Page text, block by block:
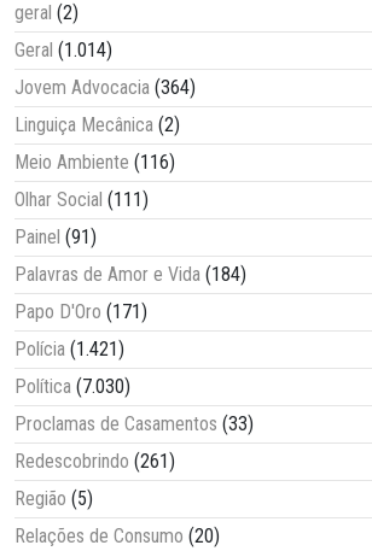
geral (2)
Geral (1.014)
Jovem Advocacia (364)
Linguiça Mecânica (2)
Meio Ambiente (116)
Olhar Social (111)
Painel (91)
Palavras de Amor e Vida (184)
Papo D'Oro (171)
Polícia (1.421)
Política (7.030)
Proclamas de Casamentos (33)
Redescobrindo (261)
Região (5)
Relações de Consumo (20)